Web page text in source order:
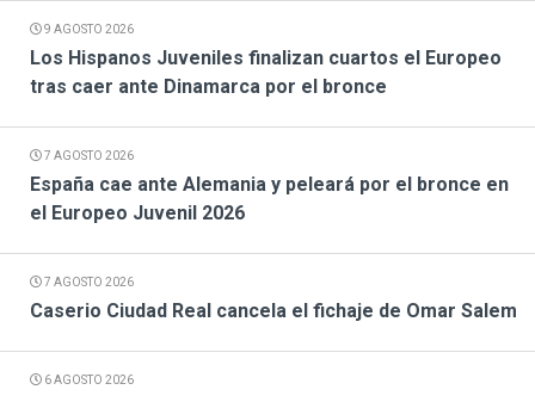
9 AGOSTO 2026
Los Hispanos Juveniles finalizan cuartos el Europeo
tras caer ante Dinamarca por el bronce
7 AGOSTO 2026
España cae ante Alemania y peleará por el bronce en
el Europeo Juvenil 2026
7 AGOSTO 2026
Caserio Ciudad Real cancela el fichaje de Omar Salem
6 AGOSTO 2026